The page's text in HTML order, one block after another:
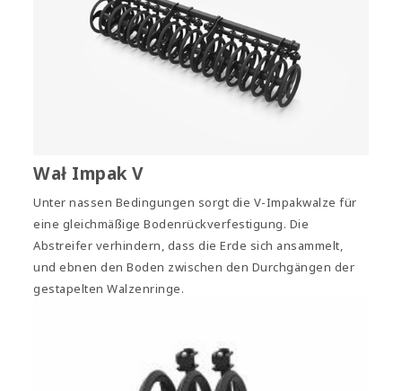
Wał Impak V
Unter nassen Bedingungen sorgt die V-Impakwalze für
eine gleichmäßige Bodenrückverfestigung. Die
Abstreifer verhindern, dass die Erde sich ansammelt,
und ebnen den Boden zwischen den Durchgängen der
gestapelten Walzenringe.